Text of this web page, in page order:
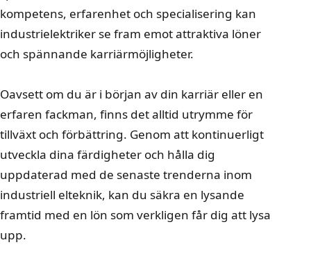
kompetens, erfarenhet och specialisering kan
industrielektriker se fram emot attraktiva löner
och spännande karriärmöjligheter.
Oavsett om du är i början av din karriär eller en
erfaren fackman, finns det alltid utrymme för
tillväxt och förbättring. Genom att kontinuerligt
utveckla dina färdigheter och hålla dig
uppdaterad med de senaste trenderna inom
industriell elteknik, kan du säkra en lysande
framtid med en lön som verkligen får dig att lysa
upp.